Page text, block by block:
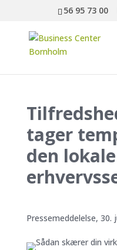
56 95 73 00
tager
den lokale
Pressemeddelelse, 30.